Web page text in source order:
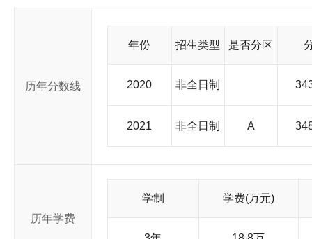
区经济重点需求为指针，促进传统学科高新化、新兴学科强势
提升学校的学术地位和社会声誉。学校正努力建设文理交融、
汽车城内。 同济大学研究生院简介 同济大学一贯重视研
学、管理学等 9 个学科门类。其中土木工程、建筑学、交通运
来，为了适应我国经济建设和社会发展的需要，学校还十分注
历年分数线
年份 招生类型 是否分区
2020 非全日制
2021 非全日制 A
历年学费
学制 学费(万元)